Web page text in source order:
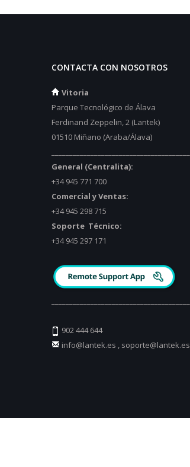
CONTACTA CON NOSOTROS
Vitoria
Parque Tecnológico de Álava
Ferdinand Zeppelin, 2 (Lantek)
01510 Miñano (Araba/Álava)
General (Centralita):
+34 945 771 700
Comercial y Ventas:
+34 945 298 715
Soporte Técnico:
+34 945 297 171
902 444 644
info@lantek.es , soporte@lantek.es